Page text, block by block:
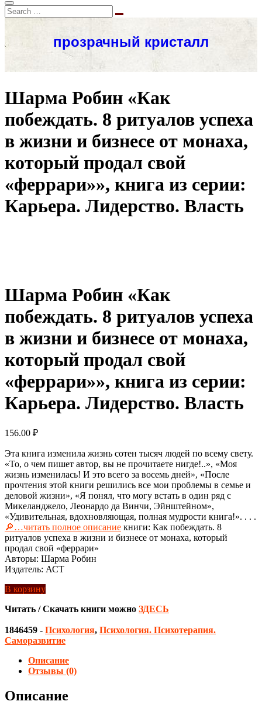
Шарма Робин «Как
побеждать. 8 ритуалов успеха
в жизни и бизнесе от монаха,
который продал свой
«феррари»», книга из серии:
Карьера. Лидерство. Власть
Шарма Робин «Как
побеждать. 8 ритуалов успеха
в жизни и бизнесе от монаха,
который продал свой
«феррари»», книга из серии:
Карьера. Лидерство. Власть
156.00 ₽
Эта книга изменила жизнь сотен тысяч людей по всему свету.
«То, о чем пишет автор, вы не прочитаете нигде!..», «Моя
жизнь изменилась! И это всего за восемь дней», «После
прочтения этой книги решились все мои проблемы в семье и
деловой жизни», «Я понял, что могу встать в один ряд с
Микеланджело, Леонардо да Винчи, Эйнштейном»,
«Удивительная, вдохновляющая, полная мудрости книга!». . . .
🔎…читать полное описание книги: Как побеждать. 8
ритуалов успеха в жизни и бизнесе от монаха, который
продал свой «феррари»
Авторы: Шарма Робин
Издатель: АСТ
В корзину
Читать / Скачать книги можно ЗДЕСЬ
1846459 - Психология, Психология. Психотерапия.
Саморазвитие
Описание
Отзывы (0)
Описание